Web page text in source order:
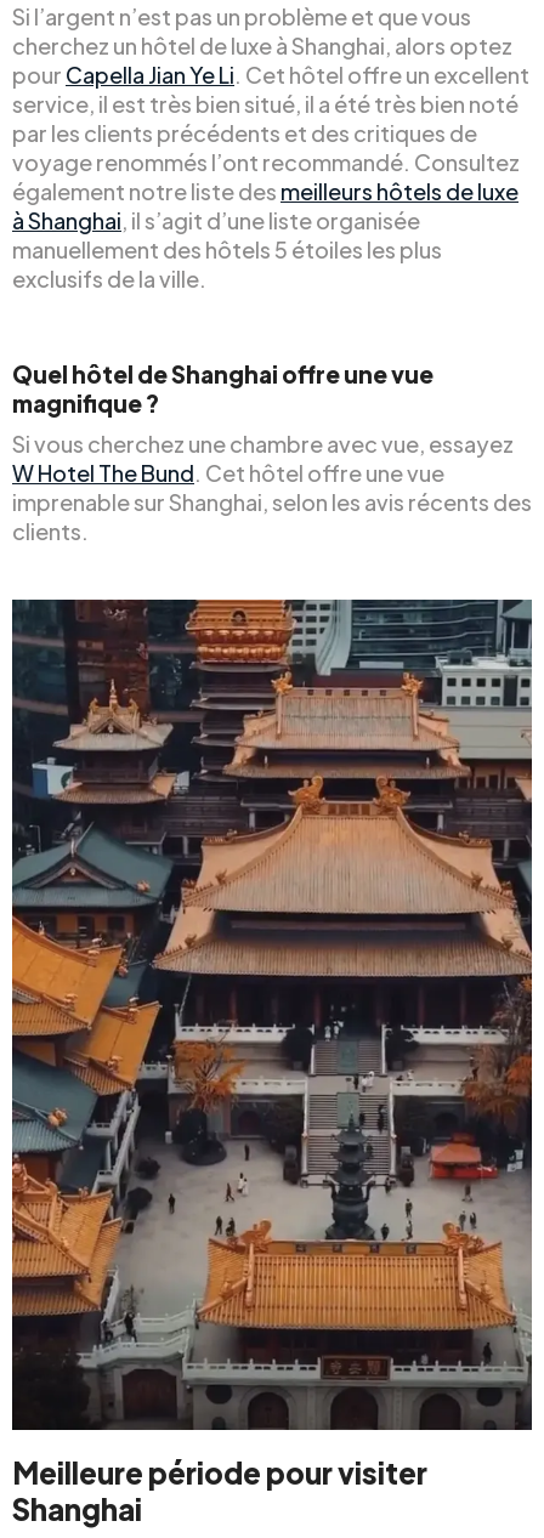
Si l’argent n’est pas un problème et que vous
cherchez un hôtel de luxe à Shanghai, alors optez
pour Capella Jian Ye Li. Cet hôtel offre un excellent
service, il est très bien situé, il a été très bien noté
par les clients précédents et des critiques de
voyage renommés l’ont recommandé. Consultez
également notre liste des meilleurs hôtels de luxe
à Shanghai, il s’agit d’une liste organisée
manuellement des hôtels 5 étoiles les plus
exclusifs de la ville.
Quel hôtel de Shanghai offre une vue
magnifique ?
Si vous cherchez une chambre avec vue, essayez
W Hotel The Bund. Cet hôtel offre une vue
imprenable sur Shanghai, selon les avis récents des
clients.
Meilleure période pour visiter
Shanghai